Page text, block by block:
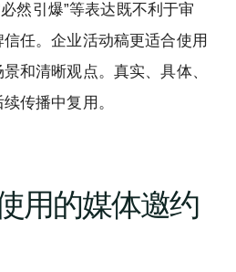
必然引爆”等表达既不利于审
任。企业活动稿更适合使用
和清晰观点。真实、具体、
传播中复用。
用的媒体邀约